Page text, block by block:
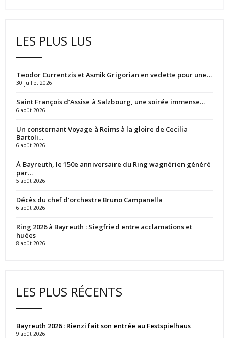
LES PLUS LUS
Teodor Currentzis et Asmik Grigorian en vedette pour une…
30 juillet 2026
Saint François d’Assise à Salzbourg, une soirée immense…
6 août 2026
Un consternant Voyage à Reims à la gloire de Cecilia
Bartoli…
6 août 2026
À Bayreuth, le 150e anniversaire du Ring wagnérien généré
par…
5 août 2026
Décès du chef d’orchestre Bruno Campanella
6 août 2026
Ring 2026 à Bayreuth : Siegfried entre acclamations et
huées
8 août 2026
LES PLUS RÉCENTS
Bayreuth 2026 : Rienzi fait son entrée au Festspielhaus
9 août 2026